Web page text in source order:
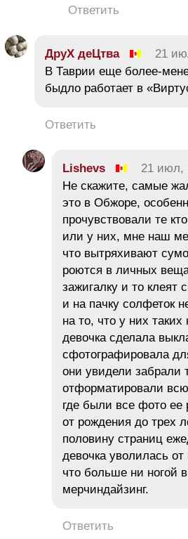
Ответить
ДруХ деЦтва 21
В Таврии еще более-
быдло работает в
Ответить
Lishevs 21 июл,
Не скажите, самые
это в Обжоре,
прочувствовали те
или у них, мне наш
что вытряхивают
роются в личных
зажигалку и то клеят
и на пачку солфеток
на то, что у них таких
девочка сделала
сфотографировала
они увидели забрали
отформатировали
где были все фото ее
от рождения до трех
половину страниц
девочка уволилась от
что больше ни ногой
мерчиндайзинг.
Ответить